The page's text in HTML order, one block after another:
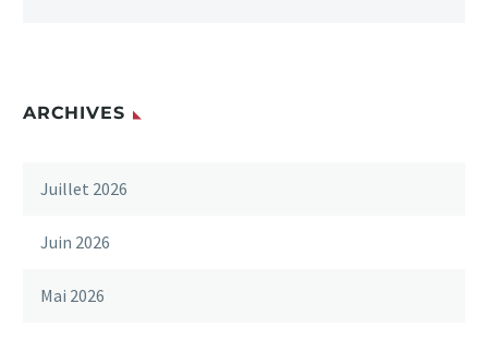
ARCHIVES
Juillet 2026
Juin 2026
Mai 2026